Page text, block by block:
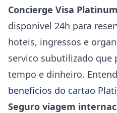
Concierge Visa Platinum
disponivel 24h para
hoteis, ingressos e
servico subutilizado que
tempo e dinheiro.
beneficios do cartao
Seguro viagem